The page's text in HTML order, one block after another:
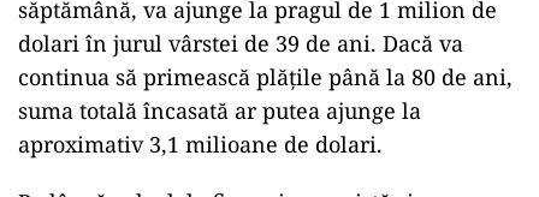
săptămână, va ajunge la pragul de 1 milion de
dolari în jurul vârstei de 39 de ani. Dacă va
continua să primească plățile până la 80 de ani,
suma totală încasată ar putea ajunge la
aproximativ 3,1 milioane de dolari.